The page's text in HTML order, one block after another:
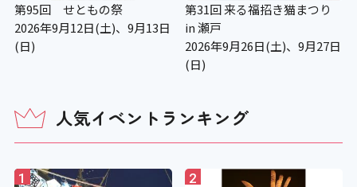
第95回 せともの祭
2026年9月12日(土)、9月13日
(日)
第31回 来る福招き猫まつり
in 瀬戸
2026年9月26日(土)、9月27日
(日)
人気イベントランキング
1 2